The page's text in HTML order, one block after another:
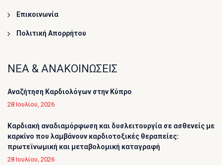
Επικοινωνία
Πολιτική Απορρήτου
ΝΕΑ & ΑΝΑΚΟΙΝΩΣΕΙΣ
Αναζήτηση Καρδιολόγων στην Κύπρο
28 Ιουλίου, 2026
Καρδιακή αναδιαμόρφωση και δυσλειτουργία σε ασθενείς με
καρκίνο που λαμβάνουν καρδιοτοξικές θεραπείες:
πρωτεϊνωμική και μεταβολομική καταγραφή
28 Ιουλίου, 2026